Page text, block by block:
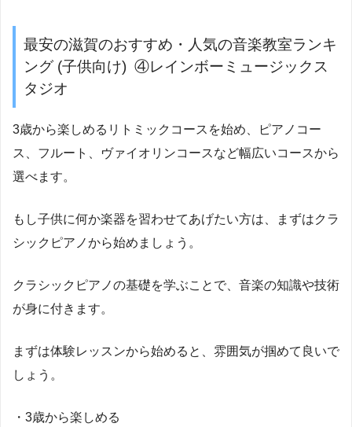
最安の滋賀のおすすめ・人気の音楽教室ランキ
ング (子供向け) ④レインボーミュージックス
タジオ
3歳から楽しめるリトミックコースを始め、ピアノコー
ス、フルート、ヴァイオリンコースなど幅広いコースから
選べます。
もし子供に何か楽器を習わせてあげたい方は、まずはクラ
シックピアノから始めましょう。
クラシックピアノの基礎を学ぶことで、音楽の知識や技術
が身に付きます。
まずは体験レッスンから始めると、雰囲気が掴めて良いで
しょう。
・3歳から楽しめる